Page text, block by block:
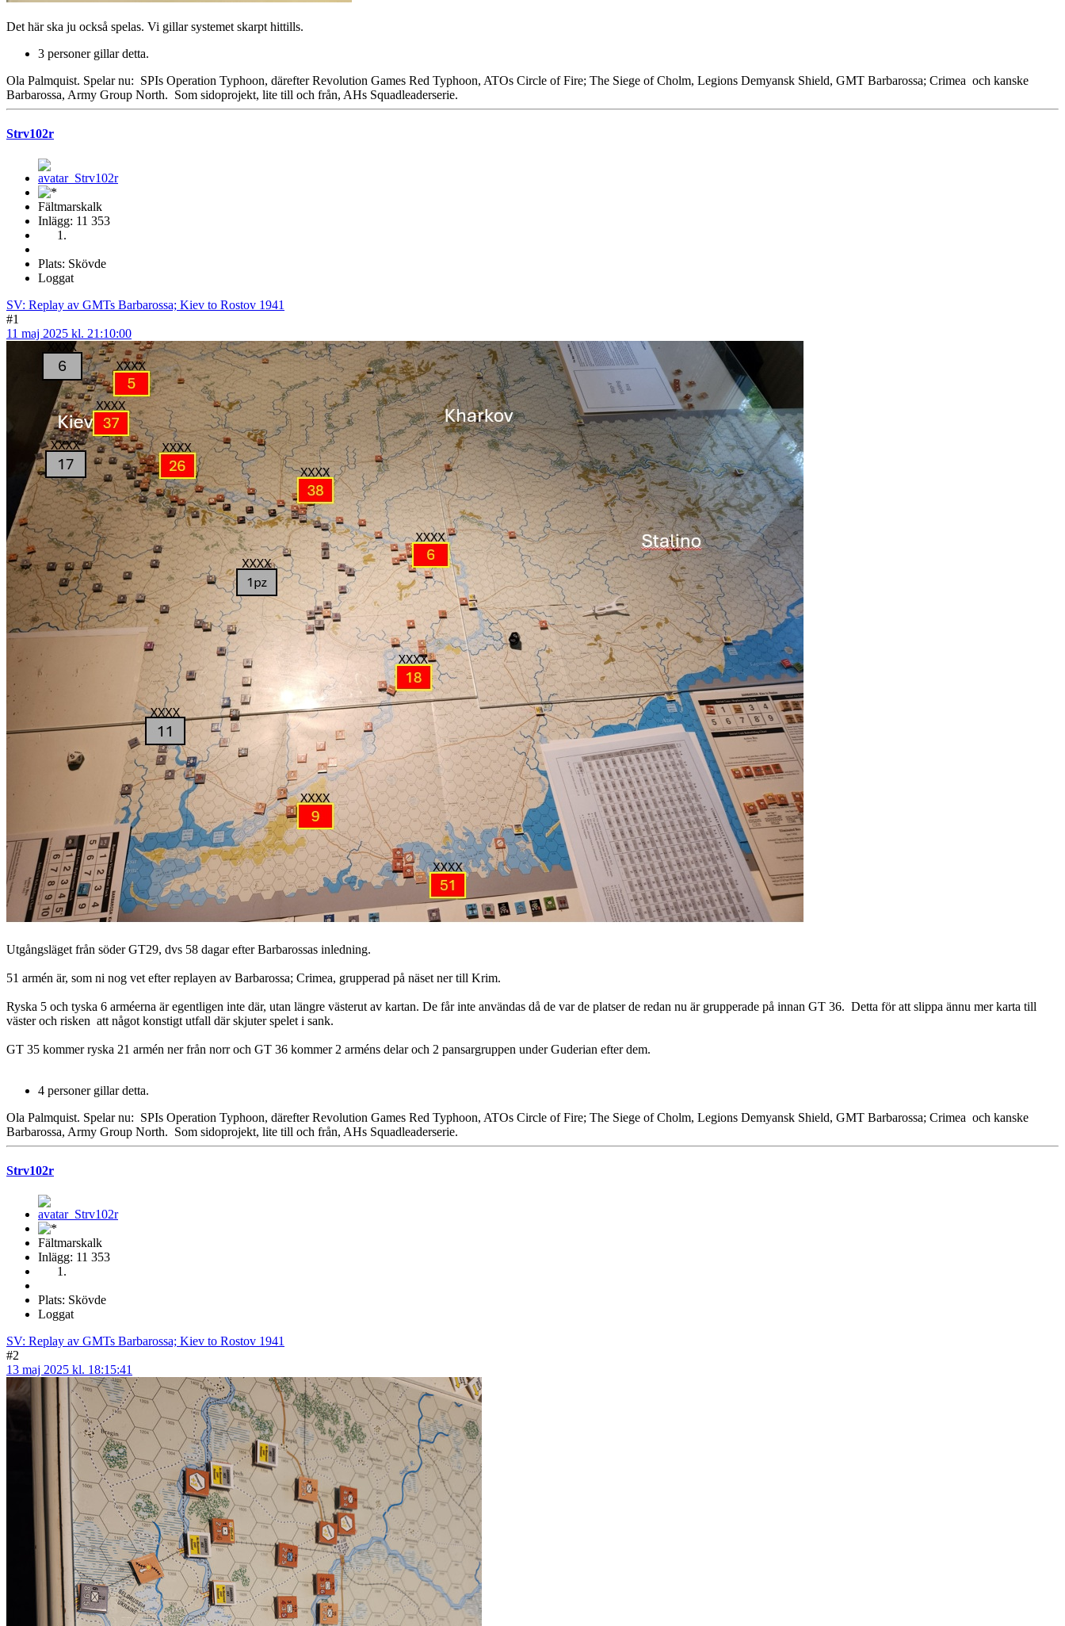
Det här ska ju också spelas. Vi gillar systemet skarpt hittills.
3 personer gillar detta.
Ola Palmquist. Spelar nu: SPIs Operation Typhoon, därefter Revolution Games Red Typhoon, ATOs Circle of Fire; The Siege of Cholm, Legions Demyansk Shield, GMT Barbarossa; Crimea och kanske
Barbarossa, Army Group North. Som sidoprojekt, lite till och från, AHs Squadleaderserie.
Strv102r
Fältmarskalk
Inlägg: 11 353
Plats: Skövde
Loggat
SV: Replay av GMTs Barbarossa; Kiev to Rostov 1941
#1
11 maj 2025 kl. 21:10:00
Utgångsläget från söder GT29, dvs 58 dagar efter Barbarossas inledning.
51 armén är, som ni nog vet efter replayen av Barbarossa; Crimea, grupperad på näset ner till Krim.
Ryska 5 och tyska 6 arméerna är egentligen inte där, utan längre västerut av kartan. De får inte användas då de var de platser de redan nu är grupperade på innan GT 36. Detta för att slippa ännu mer karta till
väster och risken att något konstigt utfall där skjuter spelet i sank.
GT 35 kommer ryska 21 armén ner från norr och GT 36 kommer 2 arméns delar och 2 pansargruppen under Guderian efter dem.
4 personer gillar detta.
Ola Palmquist. Spelar nu: SPIs Operation Typhoon, därefter Revolution Games Red Typhoon, ATOs Circle of Fire; The Siege of Cholm, Legions Demyansk Shield, GMT Barbarossa; Crimea och kanske
Barbarossa, Army Group North. Som sidoprojekt, lite till och från, AHs Squadleaderserie.
Strv102r
Fältmarskalk
Inlägg: 11 353
Plats: Skövde
Loggat
SV: Replay av GMTs Barbarossa; Kiev to Rostov 1941
#2
13 maj 2025 kl. 18:15:41